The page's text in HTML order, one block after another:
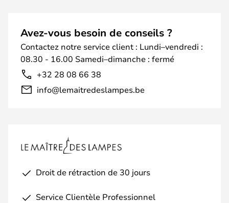
Avez-vous besoin de conseils ?
Contactez notre service client : Lundi–vendredi :
08.30 - 16.00 Samedi–dimanche : fermé
+32 28 08 66 38
info@lemaitredeslampes.be
Droit de rétraction de 30 jours
Service Clientèle Professionnel